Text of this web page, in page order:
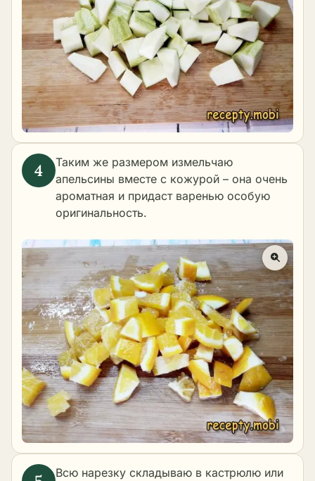
Таким же размером измельчаю
апельсины вместе с кожурой – она очень
ароматная и придаст варенью особую
оригинальность.
Всю нарезку складываю в кастрюлю или